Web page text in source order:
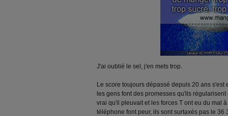
J'ai oublié le sel, j'en mets trop.
Le score toujours dépassé depuis 20 ans s'est
les gens font des promesses qu'ils
vrai qu'il pleuvait et les forces T ont eu du mal
téléphone font peur, ils sont surtaxés pas le 36